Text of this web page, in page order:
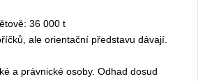
36 000 t
ale orientační představu dávají.
a právnické osoby. Odhad dosud